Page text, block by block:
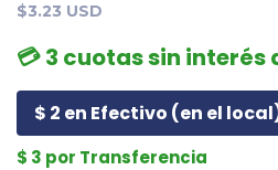
$3.23 USD
💳 3 cuotas sin interés
$ 2 en Efectivo (en el
$ 3 por Transferencia